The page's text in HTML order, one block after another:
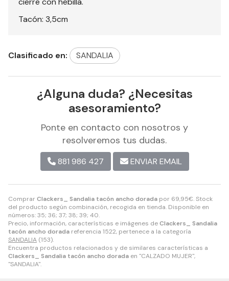
ComprarClackers_ Sandalia tacón ancho dorada por 69,95€. Stock
del producto según combinación, recogida en tienda. Disponible en
números: 35; 36; 37; 38; 39; 40.
Precio, información, características e imágenes deClackers_ Sandalia
tacón ancho dorada referencia 1522, pertenece a la categoría
SANDALIA (153).
Encuentra productos relacionados y de similares características a
Clackers_ Sandalia tacón ancho dorada en "CALZADO MUJER",
"SANDALIA".
Tacón: 3,5cm
Clasificado en: SANDALIA
¿Alguna duda? ¿Necesitas
asesoramiento?
Ponte en contacto con nosotros y
resolveremos tus dudas.
881 986 427 ENVIAR EMAIL